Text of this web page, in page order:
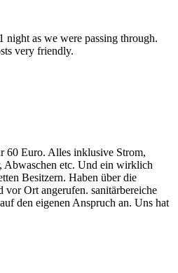
night as we were passing through.
very friendly.
60 Euro. Alles inklusive Strom,
Abwaschen etc. Und ein wirklich
Besitzern. Haben über die
vor Ort angerufen. sanitärbereiche
den eigenen Anspruch an. Uns hat